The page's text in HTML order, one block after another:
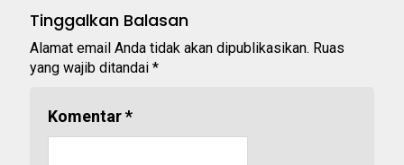
Tinggalkan Balasan
Alamat email Anda tidak akan dipublikasikan. Ruas
yang wajib ditandai *
Komentar*